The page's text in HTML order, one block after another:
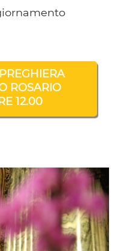
ROSARIO
12.00